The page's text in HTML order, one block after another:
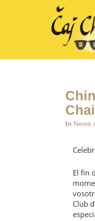
Chai
In News
El fin
Club